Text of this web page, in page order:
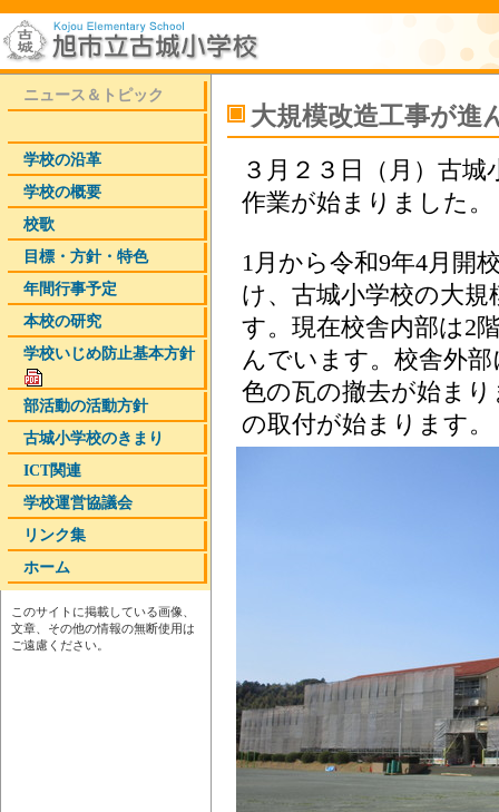
ニュース＆トピック
学校の沿革
学校の概要
校歌
目標・方針・特色
年間行事予定
本校の研究
学校いじめ­防止基本方­針
部活動の活動方針
古城小学校のきまり
ICT関連
学校運営協議会
リンク集
ホーム
このサイトに掲載している画像、
文章、その他の情報の無断使用は
ご遠慮ください。
大規模改造工事が進
３月２３日（月）古
作業が始まりました。
1月から令和9年4月開
け、古城小学校の大
す。現在校舎内部は2
んでいます。校舎外
色の瓦の撤去が始ま
の取付が始まります。